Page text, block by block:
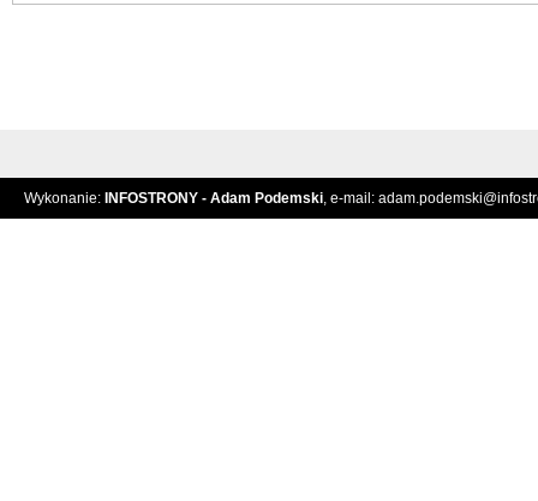
Wykonanie: INFOSTRONY - Adam Podemski, e-mail: